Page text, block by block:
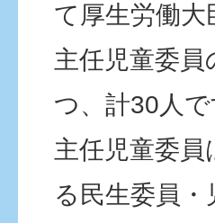
て厚生労働
主任児童委
つ、計30人で
主任児童委
る民生委員